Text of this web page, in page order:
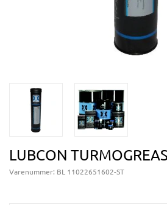
LUBCON
Varenummer: BL 11022651602-ST